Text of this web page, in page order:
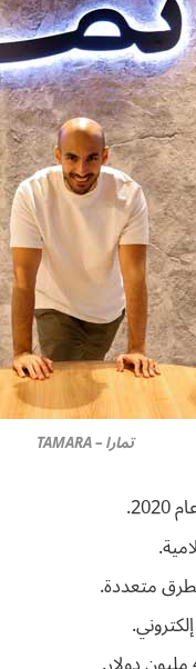
تمارا – TAMARA
متعددة.